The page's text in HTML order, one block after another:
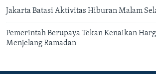
Jakarta Batasi Aktivitas Hiburan Malam
Pemerintah Berupaya Tekan Kenaikan
Menjelang Ramadan